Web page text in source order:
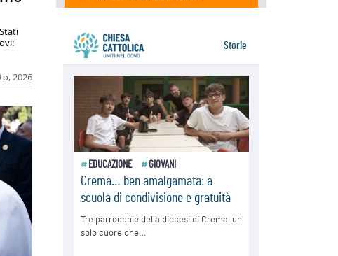
2026
del Paese